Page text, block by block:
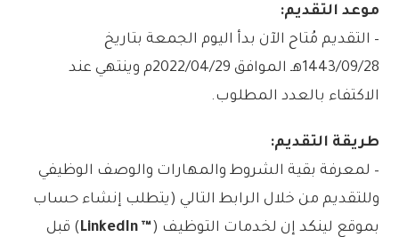
موعد التقديم:
– التقديم مُتاح الآن بدأ اليوم الجمعة بتاريخ
1443/09/28هـ الموافق 2022/04/29م وينتهي عند
الاكتفاء بالعدد المطلوب.
طريقة التقديم:
– لمعرفة بقية الشروط والمهارات والوصف الوظيفي
وللتقديم من خلال الرابط التالي (يتطلب إنشاء حساب
بموقع لينكد إن لخدمات التوظيف (™ LinkedIn
) قبل